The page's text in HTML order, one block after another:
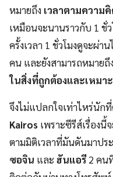
หมายถึง เวลาตามความ
เหมือนจะนานราวกับ 1 ชั่
ครั้งเวลา 1 ชั่วโมงดูจะผ่า
คน และยังสามารถหมายถึ
ในสิ่งที่ถูกต้องและเหมา
จึงไม่แปลกใจเท่าไหร่นัก
Kairos เพราะซีรีส์เรื่องนี้
ตามมิติเวลาที่มันดันมาปร
ซอจิน และ ฮันแอรี2 คน